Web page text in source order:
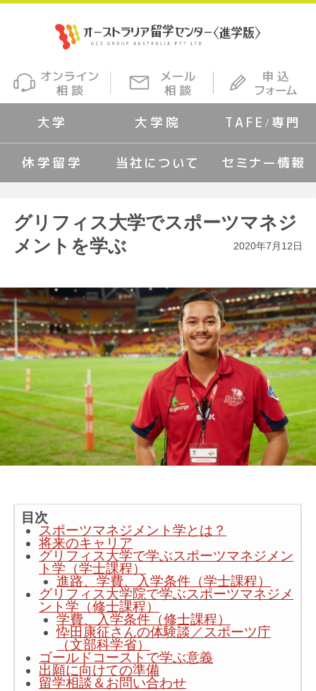
大学 大学院 TAFE/専門
休学留学 当社について セミナー情報
グリフィス大学でスポーツマネジ
メントを学ぶ
2020年7月12日
目次
スポーツマネジメント学とは？
将来のキャリア
グリフィス大学で学ぶスポーツマネジメン
ト学（学士課程）
進路、学費、入学条件（学士課程）
グリフィス大学院で学ぶスポーツマネジメ
ント学（修士課程）
学費、入学条件（修士課程）
忰田康征さんの体験談／スポーツ庁
（文部科学省）
ゴールドコーストで学ぶ意義
出願に向けての準備
留学相談＆お問い合わせ